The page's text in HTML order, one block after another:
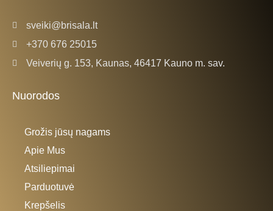
sveiki@brisala.lt
+370 676 25015
Veiverių g. 153, Kaunas, 46417 Kauno m. sav.
Nuorodos
Grožis jūsų nagams
Apie Mus
Atsiliepimai
Parduotuvė
Krepšelis